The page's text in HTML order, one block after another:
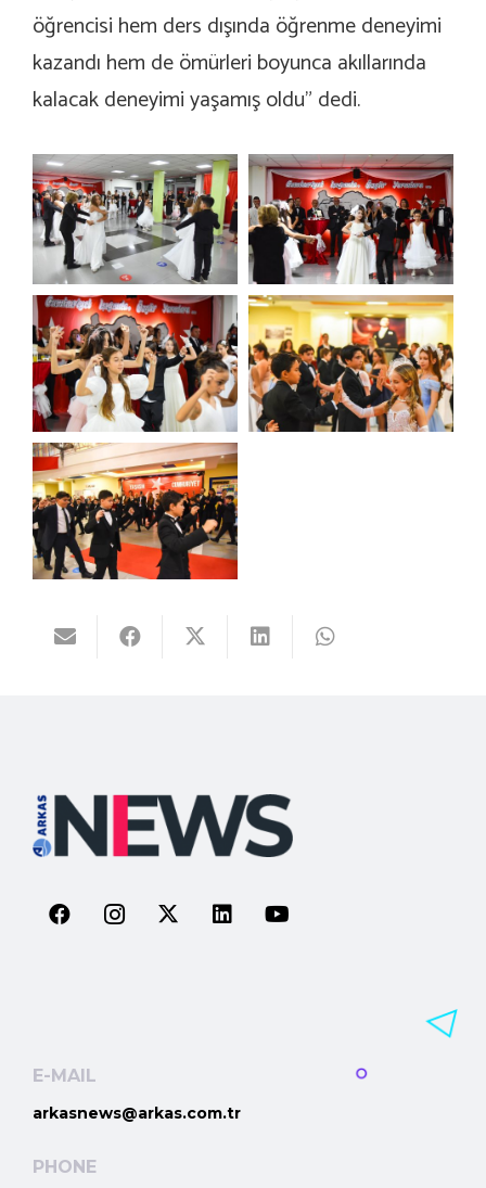
öğrencisi hem ders dışında öğrenme deneyimi
kazandı hem de ömürleri boyunca akıllarında
kalacak deneyimi yaşamış oldu” dedi.
E-MAIL
arkasnews@arkas.com.tr
PHONE